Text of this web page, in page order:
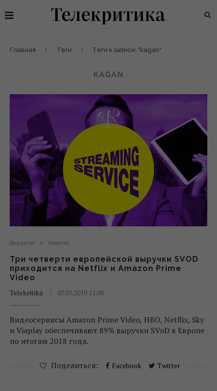
Главная Теги Теги к записи: "kagan"
KAGAN
Диджитал Новости
Три четверти европейской выручки SVOD
приходится на Netflix и Amazon Prime
Video
Telekritika
07.03.2019 11:00
Видеосервисы Amazon Prime Video, HBO, Netflix, Sky
и Viaplay обеспечивают 89% выручки SVoD в Европе
по итогам 2018 года.
Поделиться: Facebook Twitter